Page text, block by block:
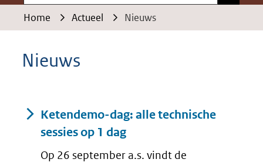
Home Actueel Nieuws
Nieuws
Resultaten
Ketendemo-dag: alle technische
sessies op 1 dag
Op 26 september a.s. vindt de